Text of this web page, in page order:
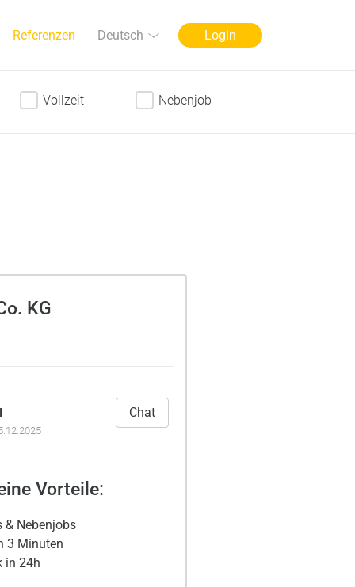
Referenzen Sprache
Deutsch Login
Vollzeit Nebenjob
KG
Chat
Vorteile:
& Nebenjobs
3 Minuten
in 24h